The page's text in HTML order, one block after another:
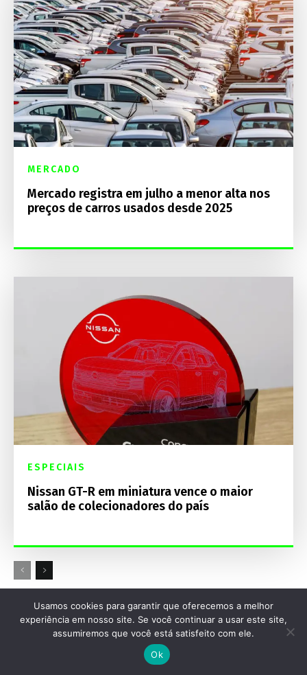
MERCADO
Mercado registra em julho a menor alta nos
preços de carros usados desde 2025
ESPECIAIS
Nissan GT-R em miniatura vence o maior
salão de colecionadores do país
Destaques Mecânica Online
Usamos cookies para garantir que oferecemos a melhor
experiência em nosso site. Se você continuar a usar este site,
assumiremos que você está satisfeito com ele.
Ok